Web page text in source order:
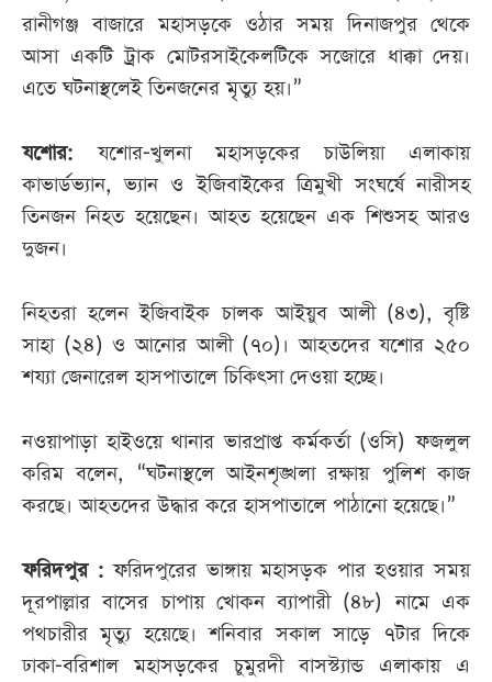
রানীগঞ্জ বাজারে মহাসড়কে ওঠার সময় দিনাজপুর থেকে
আসা একটি ট্রাক মোটরসাইকেলটিকে সজোরে ধাক্কা দেয়।
এতে ঘটনাস্থলেই তিনজনের মৃত্যু হয়।”
যশোর:যশোর-খুলনা মহাসড়কের চাউলিয়া এলাকায়
কাভার্ডভ্যান, ভ্যান ও ইজিবাইকের ত্রিমুখী সংঘর্ষে নারীসহ
তিনজন নিহত হয়েছেন। আহত হয়েছেন এক শিশুসহ আরও
দুজন।
নিহতরা হলেন ইজিবাইক চালক আইয়ুব আলী (৪৩), বৃষ্টি
সাহা (২৪) ও আনোর আলী (৭০)। আহতদের যশোর ২৫০
শয্যা জেনারেল হাসপাতালে চিকিৎসা দেওয়া হচ্ছে।
নওয়াপাড়া হাইওয়ে থানার ভারপ্রাপ্ত কর্মকর্তা (ওসি) ফজলুল
করিম বলেন, “ঘটনাস্থলে আইনশৃঙ্খলা রক্ষায় পুলিশ কাজ
করছে। আহতদের উদ্ধার করে হাসপাতালে পাঠানো হয়েছে।”
ফরিদপুর :ফরিদপুরের ভাঙ্গায় মহাসড়ক পার হওয়ার সময়
দূরপাল্লার বাসের চাপায় খোকন ব্যাপারী (৪৮) নামে এক
পথচারীর মৃত্যু হয়েছে। শনিবার সকাল সাড়ে ৭টার দিকে
ঢাকা-বরিশাল মহাসড়কের চুমুরদী বাসস্ট্যান্ড এলাকায় এ